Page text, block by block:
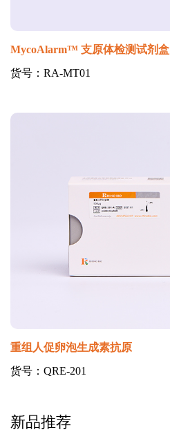
MycoAlarm™ 支原体检测试剂盒
货号：RA-MT01
重组人促卵泡生成素抗原
货号：QRE-201
新品推荐